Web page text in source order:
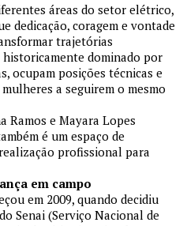
áreas do setor elétrico,
dedicação, coragem e vontade
trajetórias
dominado por
ocupam posições técnicas e
a seguirem o mesmo
Ramos e Mayara Lopes
é um espaço de
profissional para
em campo
em 2009, quando decidiu
Senai (Serviço Nacional de